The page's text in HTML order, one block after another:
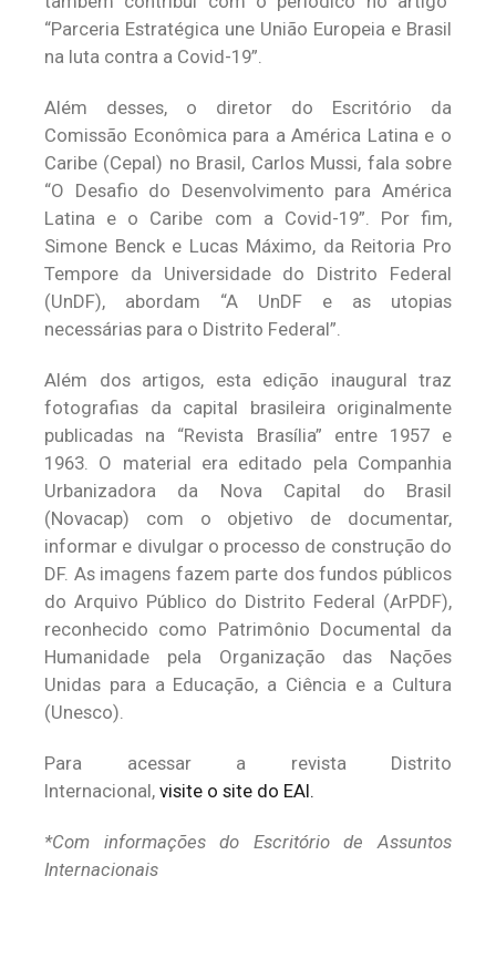
“Parceria Estratégica une União Europeia e Brasil
na luta contra a Covid-19”.
Além desses, o diretor do Escritório da
Comissão Econômica para a América Latina e o
Caribe (Cepal) no Brasil, Carlos Mussi, fala sobre
“O Desafio do Desenvolvimento para América
Latina e o Caribe com a Covid-19”. Por fim,
Simone Benck e Lucas Máximo, da Reitoria Pro
Tempore da Universidade do Distrito Federal
(UnDF), abordam “A UnDF e as utopias
necessárias para o Distrito Federal”.
Além dos artigos, esta edição inaugural traz
fotografias da capital brasileira originalmente
publicadas na “Revista Brasília” entre 1957 e
1963. O material era editado pela Companhia
Urbanizadora da Nova Capital do Brasil
(Novacap) com o objetivo de documentar,
informar e divulgar o processo de construção do
DF. As imagens fazem parte dos fundos públicos
do Arquivo Público do Distrito Federal (ArPDF),
reconhecido como Patrimônio Documental da
Humanidade pela Organização das Nações
Unidas para a Educação, a Ciência e a Cultura
(Unesco).
Para acessar a revista Distrito
Internacional, visite o site do EAI.
*Com informações do Escritório de Assuntos
Internacionais